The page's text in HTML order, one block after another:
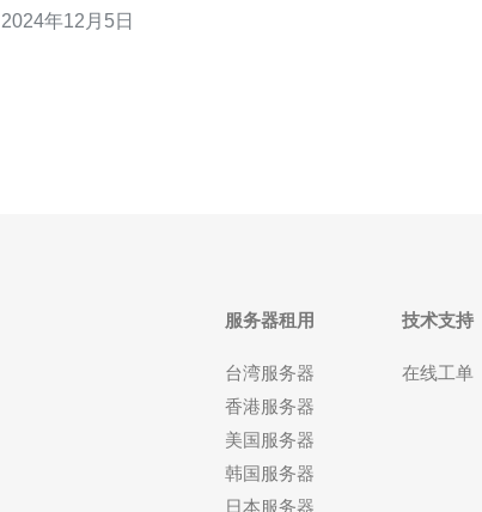
点以及其如何有效地防御TCP攻击。 TCP（传输控
2024年12月5日
服务器租用
台湾服务器
香港服务器
美国服务器
韩国服务器
日本服务器
技术支持
在线工单